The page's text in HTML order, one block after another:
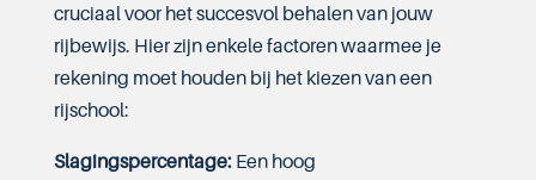
cruciaal voor het succesvol behalen van jouw
rijbewijs. Hier zijn enkele factoren waarmee je
rekening moet houden bij het kiezen van een
rijschool:
Slagingspercentage:Een hoog